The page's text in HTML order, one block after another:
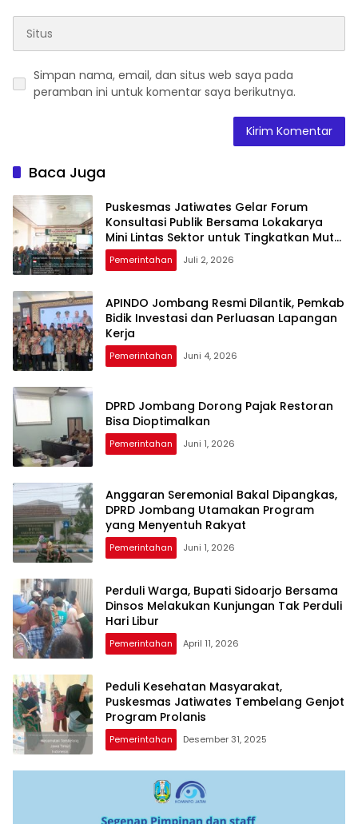
Simpan nama, email, dan situs web saya pada
peramban ini untuk komentar saya berikutnya.
Baca Juga
Puskesmas Jatiwates Gelar Forum
Konsultasi Publik Bersama Lokakarya
Mini Lintas Sektor untuk Tingkatkan Mutu
Pelayanan Kesehatan Jombang
Pemerintahan Juli 2, 2026
APINDO Jombang Resmi Dilantik, Pemkab
Bidik Investasi dan Perluasan Lapangan
Kerja
Pemerintahan Juni 4, 2026
DPRD Jombang Dorong Pajak Restoran
Bisa Dioptimalkan
Pemerintahan Juni 1, 2026
Anggaran Seremonial Bakal Dipangkas,
DPRD Jombang Utamakan Program
yang Menyentuh Rakyat
Pemerintahan Juni 1, 2026
Perduli Warga, Bupati Sidoarjo Bersama
Dinsos Melakukan Kunjungan Tak Perduli
Hari Libur
Pemerintahan April 11, 2026
Peduli Kesehatan Masyarakat,
Puskesmas Jatiwates Tembelang Genjot
Program Prolanis
Pemerintahan Desember 31, 2025